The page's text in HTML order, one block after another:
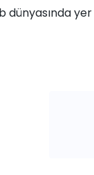
dünyasında